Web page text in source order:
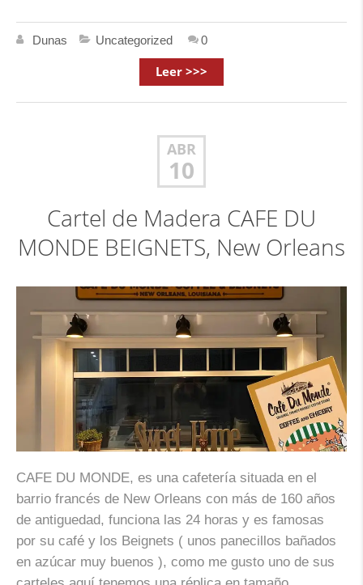
Dunas Uncategorized 0
Leer >>>
ABR
10
Cartel de Madera CAFE DU
MONDE BEIGNETS, New Orleans
CAFE DU MONDE, es una cafetería situada en el
barrio francés de New Orleans con más de 160 años
de antiguedad, funciona las 24 horas y es famosas
por su café y los Beignets ( unos panecillos bañados
en azúcar muy buenos ), como me gusto uno de sus